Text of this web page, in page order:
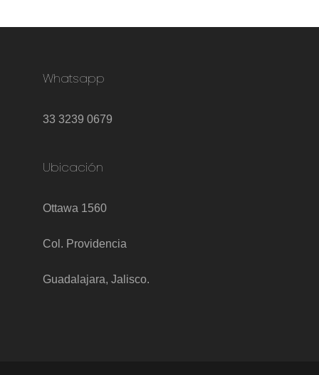
Whatsapp
33 3239 0679
Ubicación
Ottawa 1560
Col. Providencia
Guadalajara, Jalisco.